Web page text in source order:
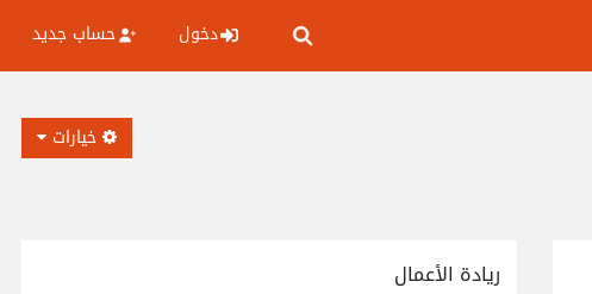
دخول حساب جديد
خيارات
ريادة الأعمال